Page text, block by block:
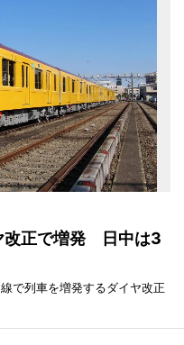
改正で増発 日中は3
で列車を増発するダイヤ改正